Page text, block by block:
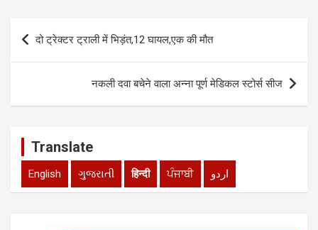
p
p
o
k
Post
navigation
दो ट्रेक्टर ट्राली में भिड़ंत,12 घायल,एक की मौत
नकली दवा बचेने वाला अन्ना पूर्ण मेडिकल स्टोर्स सीज
Translate
English ગુજરાતી हिन्दी ਪੰਜਾਬੀ اردو